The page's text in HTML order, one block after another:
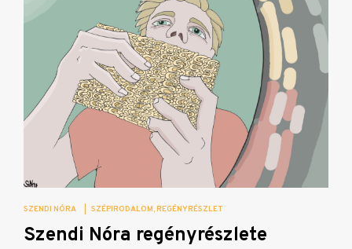
SZENDI NÓRA SZÉPIRODALOM REGÉNYRÉSZLET
Szendi Nóra regényrészlete